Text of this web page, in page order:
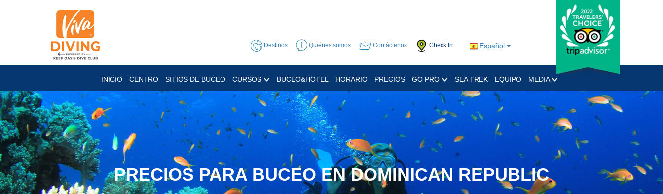
Español
Destinos Quiénes somos Contáctenos Check In
INICIO CENTRO SITIOS DE BUCEO CURSOS BUCEO&HOTEL HORARIO PRECIOS GO PRO SEA TREK EQUIPO MEDIA
PRECIOS PARA BUCEO EN DOMINICAN REPUBLIC